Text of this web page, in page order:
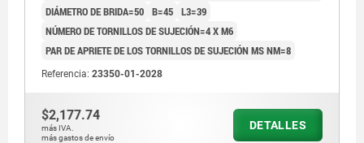
DIÁMETRO DE BRIDA=50 B=45 L3=39
NÚMERO DE TORNILLOS DE SUJECIÓN=4 X M6
PAR DE APRIETE DE LOS TORNILLOS DE SUJECIÓN MS NM=8
Referencia: 23350-01-2028
$2,177.74
más IVA.
más gastos de envío
DETALLES